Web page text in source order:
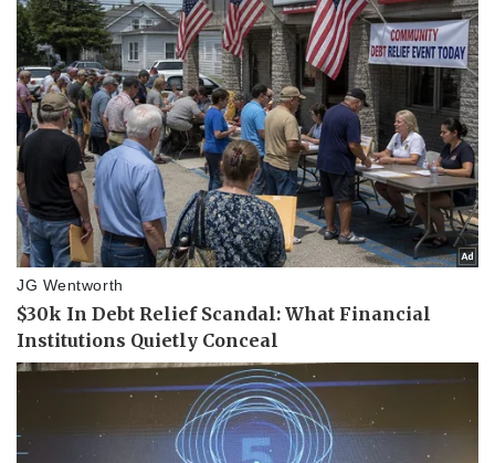
Kinh tế
Bất động sản
Thị trường
Giá vàng
Tỷ giá
Chứng khoán
Giá cà phê